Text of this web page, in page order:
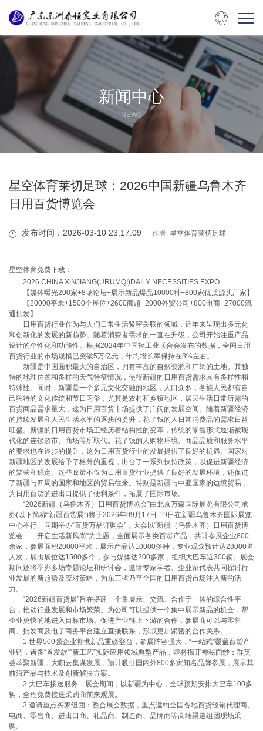

新闻中心
NEWS
星空体育莱切足球：2026中国新疆乌鲁木齐
日用百货博览会
发布时间：2026-03-10 23:17:09 作者: 星空体育莱切足球
星空体育免费下载：
2026 CHINA XINJIANG(URUMQI)DAILY NECESSITIES EXPO
【媒体曝光200家+8场论坛+展示新品爆品10000种+800家优质源头厂家】
【20000平米+1500个展位+2600商超+2000外贸公司+800电商+27000流
通批发】
日用百货行业作为与人们日常生活紧密关联的领域，近年来呈现出多元化
和创新化的发展的新趋势。随着消费者需求的一直在升级，公司开始注重产品
设计的个性化和功能性。根据2024年中国轻工业联合会发布的数据，全国日用
百货行业的市场规模已突破5万亿元，年均增长率保持在8%左右。
新疆是中国面积最大的自治区，拥有丰富的自然资源和广阔的土地。其独
特的地理位置和多样的天气特征情况，使得新疆的日用百货需求具有多样性和
特殊性。同时，新疆是一个多元文化交融的地区，人口众多，各族人民都有自
己独特的文化传统和节日习俗，尤其是农村和乡镇地区，居民生活日常所需的
百货商品需求量大，这为日用百货市场提供了广阔的发展空间。随着新疆经济
的持续发展和人民生活水平的逐步的提升，花了钱的人日常消费品的需求日益
旺盛。新疆的日用百货市场正经历着结构性的变革，传统的零售形式逐渐被现
代化的连锁超市、商场等所取代。花了钱的人购物环境、商品品质和服务水平
的要求也在逐步的提升，这为日用百货行业的发展提供了良好的机遇。国家对
新疆地区的发展给予了格外的重视，出台了一系列扶持政策，以促进新疆经济
的繁荣和稳定。这些政策不仅为日用百货行业提供了良好的发展环境，还促进
了新疆与四周的国家和地区的贸易往来。特别是新疆与中亚国家的边境贸易，
为日用百货的进出口提供了便利条件，拓展了国际市场。
“2026新疆（乌鲁木齐）日用百货博览会”由北京万森国际展览有限公司承
办(以下简称“新疆百货展”)将于2026年09月17日-19日在新疆乌鲁木齐国际展览
中心举行。同期举办“百货万品订购会”，大会以“新疆（乌鲁木齐）日用百货博
览会——开启生活新风尚”为主题，全面展示各类百货产品，共计参展企业800
余家，参展面积20000平米，展示产品达10000多种，专业观众预计达28000名
人次，展出展位达1500多个，参与媒体达200多家，组织大巴车近300辆。展会
期间还将举办多场专题论坛和研讨会，邀请专家学者、企业家代表共同探讨行
业发展的新趋势及应对策略，为东三省乃至全国的日用百货市场注入新的活
力。
“2026新疆百货展”旨在搭建一个集展示、交流、合作于一体的综合性平
台，推动行业发展和市场繁荣。为公司可以提供一个集中展示新品的机会，帮
企业更快的地进入目标市场。促进产业链上下游的合作，参展商可以与零售
商、批发商及电子商务平台建立直接联系，形成更加紧密的合作关系。
1.世界500强企业将携新品重磅登台，参展阵容强大，“一站式”覆盖百货产
业链，诸多“首发款”“新工艺”实际应用领域典型产品，即将揭开神秘面纱：群英
荟萃聚新疆，大咖云集谋发展，预计吸引国内外800多家知名品牌参展，展示其
前沿产品与技术及创新解决方案。
2.大巴车接送服务：展会期间，以新疆为中心，全球预期安排大巴车100多
辆，全程免费接送采购商前来观展。
3.邀请重点买家组团：整合展会数据，重点邀约全国各地百货经销代理商、
电商、零售商、进出口商、礼品商、制造商、品牌商等高端渠道组团现场采
购。